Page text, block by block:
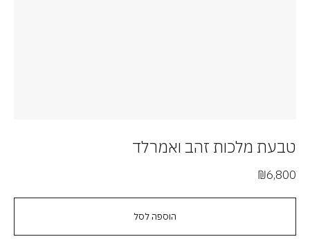
הוספה לסל
טבעת מלכות זהב ואמרלד
₪6,800